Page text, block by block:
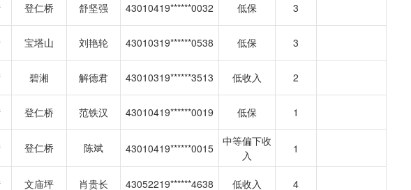
登仁桥 舒坚强 43010419******0032 低保 3
宝塔山 刘艳轮 43010319******0538 低保 3
碧湘 解德君 43010319******3513 低收入 2
登仁桥 范铁汉 43010419******0019 低保 1
登仁桥 陈斌 43010419******0015
中等偏下收
入
1
文庙坪 肖贵长 43052219******4638 低收入 4